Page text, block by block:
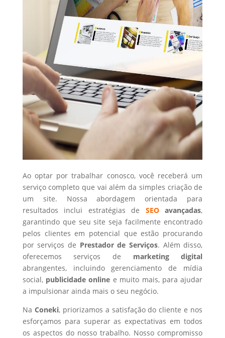
Ao optar por trabalhar conosco, você receberá um
serviço completo que vai além da simples criação de
um site. Nossa abordagem orientada para
resultados inclui estratégias de SEOavançadas,
garantindo que seu site seja facilmente encontrado
pelos clientes em potencial que estão procurando
por serviços de Prestador de Serviços. Além disso,
oferecemos serviços de marketing digital
abrangentes, incluindo gerenciamento de mídia
social, publicidade online e muito mais, para ajudar
a impulsionar ainda mais o seu negócio.
Na Coneki, priorizamos a satisfação do cliente e nos
esforçamos para superar as expectativas em todos
os aspectos do nosso trabalho. Nosso compromisso